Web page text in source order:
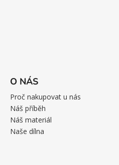
O NÁS
Proč nakupovat u nás
Náš příběh
Náš materiál
Naše dílna